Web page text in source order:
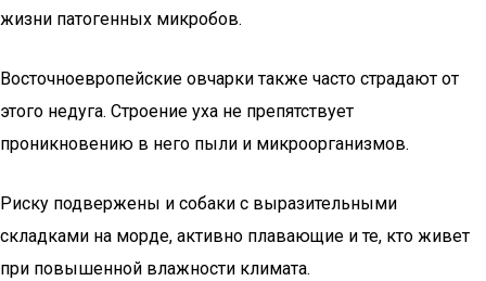
жизни патогенных микробов.
Восточноевропейские овчарки также часто страдают от
этого недуга. Строение уха не препятствует
проникновению в него пыли и микроорганизмов.
Риску подвержены и собаки с выразительными
складками на морде, активно плавающие и те, кто живет
при повышенной влажности климата.